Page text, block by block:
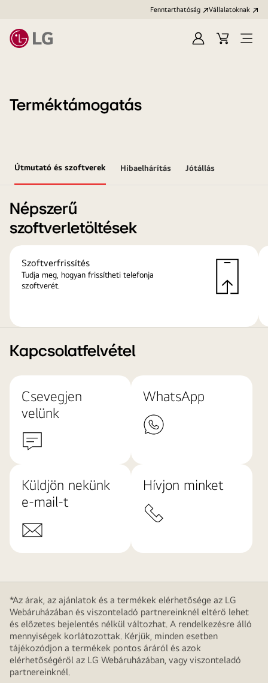
Fenntarthatóság Vállalatoknak
Bejelentkezés
KosárMenü
Terméktámogatás
Útmutató és szoftverek Hibaelhárítás Jótállás
Népszerű
szoftverletöltések
Szoftverfrissítés
Tudja meg, hogyan frissítheti telefonja
szoftverét.
Kapcsolatfelvétel
Csevegjen
velünk
WhatsApp
Küldjön nekünk
e-mail-t
Hívjon minket
*Az árak, az ajánlatok és a termékek elérhetősége az LG
Webáruházában és viszonteladó partnereinknél eltérő lehet
és előzetes bejelentés nélkül változhat. A rendelkezésre álló
mennyiségek korlátozottak. Kérjük, minden esetben
tájékozódjon a termékek pontos áráról és azok
elérhetőségéről az LG Webáruházában, vagy viszonteladó
partnereinknél.